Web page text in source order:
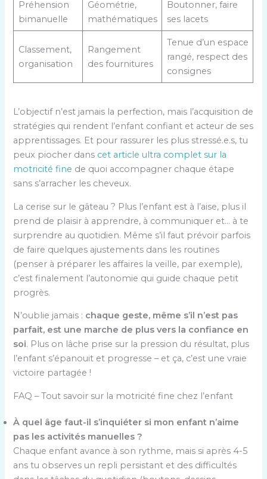
Préhension
bimanuelle
Géométrie,
mathématiques
Boutonner, faire
ses lacets
Classement,
organisation
Rangement
des fournitures
Tenue d’un espace
rangé, respect des
consignes
L’objectif n’est jamais la perfection, mais l’acquisition de
stratégies qui rendent l’enfant confiant et acteur de ses
apprentissages. Et pour rassurer les plus stressé.e.s, tu
peux piocher dans cet article ultra complet sur la
motricité fine de quoi accompagner chaque étape
sans s’arracher les cheveux.
La cerise sur le gâteau ? Plus l’enfant est à l’aise, plus il
prend de plaisir à apprendre, à communiquer et… à te
surprendre au quotidien. Même s’il faut prévoir parfois
de faire quelques ajustements dans les routines
(penser à préparer les affaires la veille, par exemple),
c’est finalement l’autonomie qui guide chaque petit
progrès.
N’oublie jamais : chaque geste, même s’il n’est pas
parfait, est une marche de plus vers la confiance en
soi. Plus on lâche prise sur la pression du résultat, plus
l’enfant s’épanouit et progresse – et ça, c’est une vraie
victoire partagée !
FAQ – Tout savoir sur la motricité fine chez l’enfant
À quel âge faut-il s’inquiéter si mon enfant n’aime
pas les activités manuelles ?
Chaque enfant avance à son rythme, mais si après 4-5
ans tu observes un repli persistant et des difficultés